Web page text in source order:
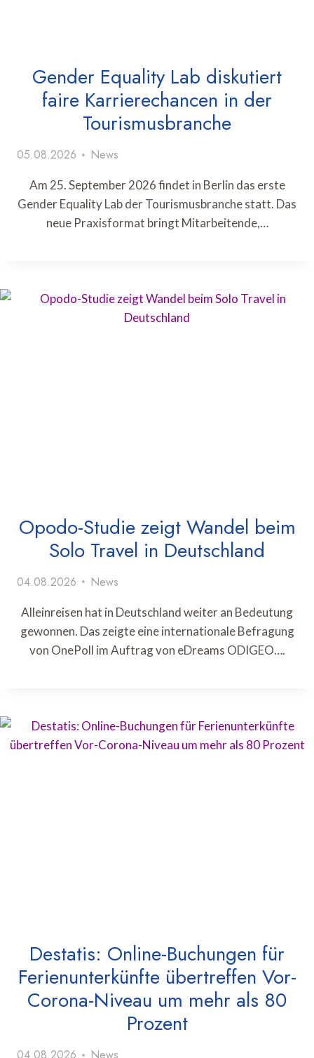
Gender Equality Lab diskutiert
faire Karrierechancen in der
Tourismusbranche
05.08.2026 News
Am 25. September 2026 findet in Berlin das erste
Gender Equality Lab der Tourismusbranche statt. Das
neue Praxisformat bringt Mitarbeitende,…
Opodo-Studie zeigt Wandel beim
Solo Travel in Deutschland
04.08.2026 News
Alleinreisen hat in Deutschland weiter an Bedeutung
gewonnen. Das zeigte eine internationale Befragung
von OnePoll im Auftrag von eDreams ODIGEO….
Destatis: Online-Buchungen für
Ferienunterkünfte übertreffen Vor-
Corona-Niveau um mehr als 80
Prozent